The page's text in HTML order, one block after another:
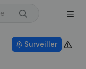
Surveiller